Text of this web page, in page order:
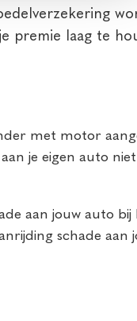
premie laag te
met motor
je eigen auto
aan jouw auto
schade aan